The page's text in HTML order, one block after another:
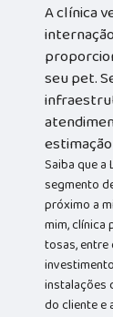
A clínica
seu pet.
Saiba que
segmento
próximo a
mim, clínica
tosas,
instalações
do cliente e